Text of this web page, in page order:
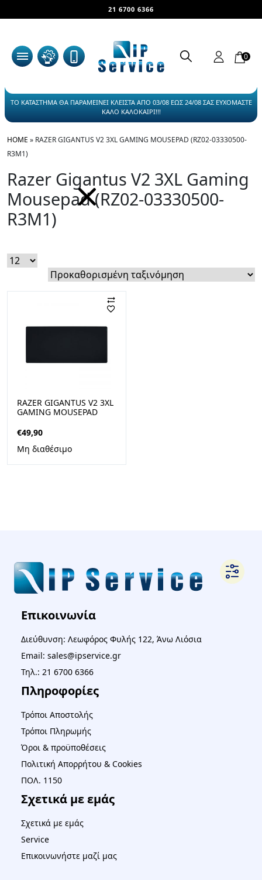
21 6700 6366
0
ΤΟ ΚΑΤΑΣΤΗΜΑ ΘΑ ΠΑΡΑΜΕΙΝΕΙ ΚΛΕΙΣΤΑ ΑΠΟ 03/08 ΕΩΣ 24/08 ΣΑΣ ΕΥΧΟΜΑΣΤΕ
ΚΑΛΟ ΚΑΛΟΚΑΙΡΙ!!!
HOME » RAZER GIGANTUS V2 3XL GAMING MOUSEPAD (RZ02-03330500-
R3M1)
Razer Gigantus V2 3XL Gaming
Mousepad (RZ02-03330500-
R3M1)
RAZER GIGANTUS V2 3XL
GAMING MOUSEPAD
€49,90
Μη διαθέσιμο
Επικοινωνία
Διεύθυνση: Λεωφόρος Φυλής 122, Άνω Λιόσια
Email: sales@ipservice.gr
Τηλ.: 21 6700 6366
Πληροφορίες
Τρόποι Αποστολής
Τρόποι Πληρωμής
Όροι & προϋποθέσεις
Πολιτική Απορρήτου & Cookies
ΠΟΛ. 1150
Σχετικά με εμάς
Σχετικά με εμάς
Service
Επικοινωνήστε μαζί μας